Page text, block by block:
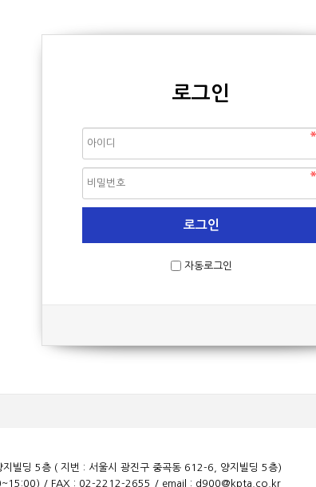
로그인
자동로그인
빌딩 5층 ( 지번 : 서울시 광진구 중곡동 612-6, 양지빌딩 5층)
/ FAX : 02-2212-2655 / email : d900@kpta.co.kr